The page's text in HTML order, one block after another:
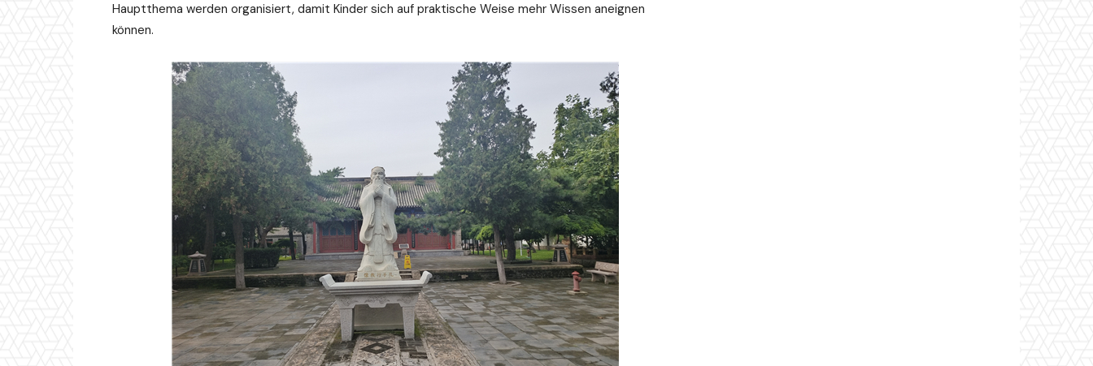
Hauptthema werden organisiert, damit Kinder sich auf praktische Weise mehr Wissen aneignen
können.